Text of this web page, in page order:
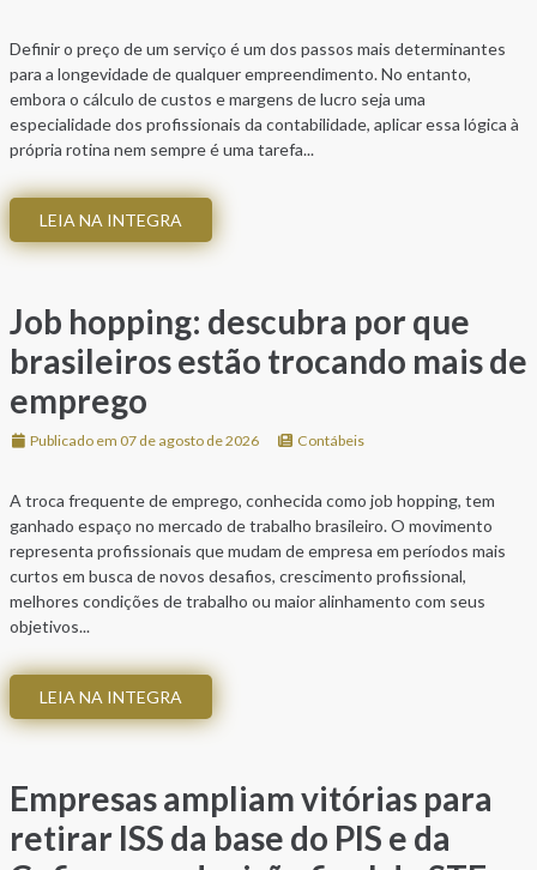
Definir o preço de um serviço é um dos passos mais determinantes
para a longevidade de qualquer empreendimento. No entanto,
embora o cálculo de custos e margens de lucro seja uma
especialidade dos profissionais da contabilidade, aplicar essa lógica à
própria rotina nem sempre é uma tarefa...
LEIA NA INTEGRA
Job hopping: descubra por que
brasileiros estão trocando mais de
emprego
Publicado em 07 de agosto de 2026 Contábeis
A troca frequente de emprego, conhecida como job hopping, tem
ganhado espaço no mercado de trabalho brasileiro. O movimento
representa profissionais que mudam de empresa em períodos mais
curtos em busca de novos desafios, crescimento profissional,
melhores condições de trabalho ou maior alinhamento com seus
objetivos...
LEIA NA INTEGRA
Empresas ampliam vitórias para
retirar ISS da base do PIS e da